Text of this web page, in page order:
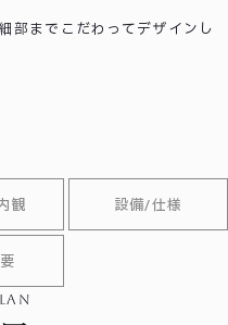
部までこだわってデザインし
観 設備/仕様